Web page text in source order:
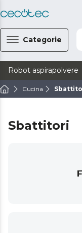
Categorie
Robot aspirapolvere
Cucina
Sbattitori